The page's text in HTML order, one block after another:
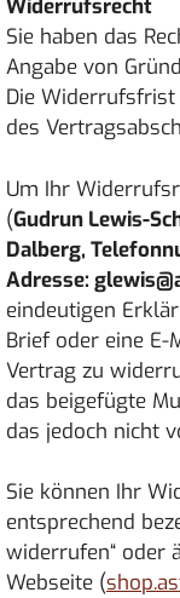
Widerrufsrecht
Sie haben das
Angabe von
Die Widerrufsfrist
des
Um Ihr
(Gudrun Lewis-
Dalberg,
Adresse:
eindeutigen
Brief oder eine E-
Vertrag zu
das beigefügte
das jedoch nicht
Sie können Ihr
entsprechend
widerrufen“ oder
Webseite (